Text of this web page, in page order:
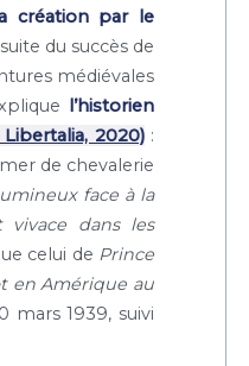
création par le
du succès de
médiévales
l’historien
2020):
de chevalerie
face à la
vivace dans les
celui de Prince
en Amérique au
mars 1939, suivi